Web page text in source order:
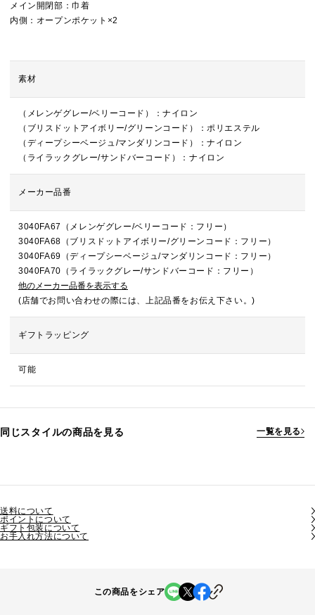
メイン開閉部：巾着
内側：オープンポケット×2
素材
（メレンゲグレー/ベリーコード）：ナイロン
（ブリスドットアイボリー/グリーンコード）：ポリエステル
（ディープシーベージュ/マンダリンコード）：ナイロン
（ライラックグレー/サンドバーコード）：ナイロン
メーカー品番
3040FA67（メレンゲグレー/ベリーコード：フリー）
3040FA68（ブリスドットアイボリー/グリーンコード：フリー）
3040FA69（ディープシーベージュ/マンダリンコード：フリー）
3040FA70（ライラックグレー/サンドバーコード：フリー）
他のメーカー品番を表示する
(店舗でお問い合わせの際には、上記品番をお伝え下さい。)
ギフトラッピング
可能
同じスタイルの商品を見る 一覧を見る
送料について
ポイントについて
ギフト包装について
お手入れ方法について
この商品をシェア